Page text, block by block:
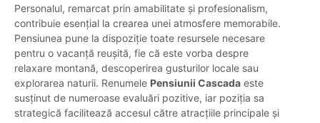
Personalul, remarcat prin amabilitate și profesionalism,
contribuie esențial la crearea unei atmosfere memorabile.
Pensiunea pune la dispoziție toate resursele necesare
pentru o vacanță reușită, fie că este vorba despre
relaxare montană, descoperirea gusturilor locale sau
explorarea naturii. Renumele Pensiunii Cascada este
susținut de numeroase evaluări pozitive, iar poziția sa
strategică facilitează accesul către atracțiile principale și